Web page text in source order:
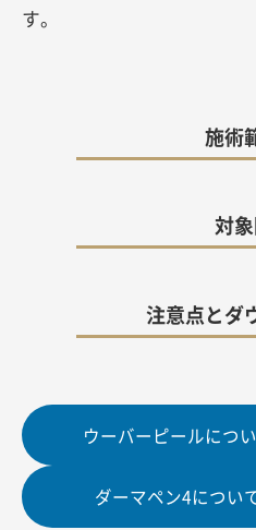
す。
施術
対
注意点とダ
ウーバーピールにつ
ダーマペン4につい